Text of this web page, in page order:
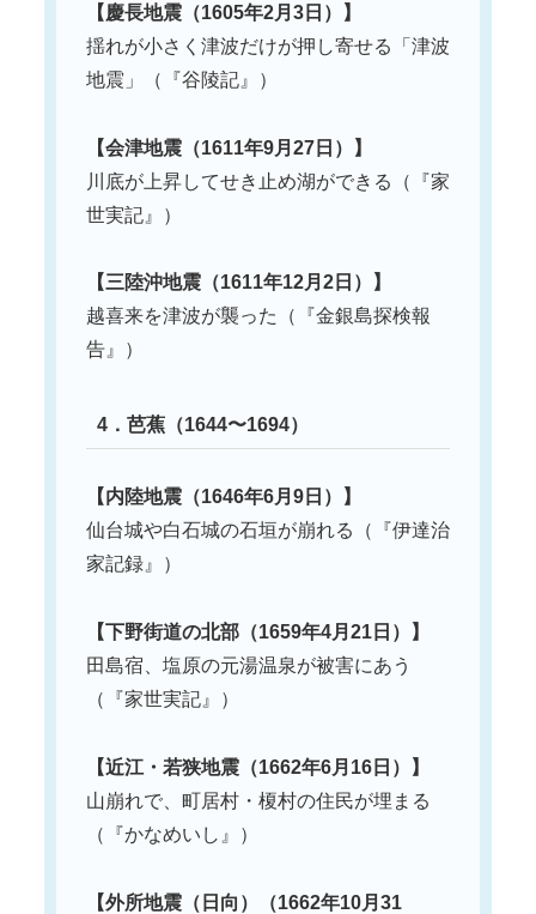
【慶長地震（1605年2月3日）】
揺れが小さく津波だけが押し寄せる「津波
地震」（『谷陵記』）
【会津地震（1611年9月27日）】
川底が上昇してせき止め湖ができる（『家
世実記』）
【三陸沖地震（1611年12月2日）】
越喜来を津波が襲った（『金銀島探検報
告』）
4．芭蕉（1644〜1694）
【内陸地震（1646年6月9日）】
仙台城や白石城の石垣が崩れる（『伊達治
家記録』）
【下野街道の北部（1659年4月21日）】
田島宿、塩原の元湯温泉が被害にあう
（『家世実記』）
【近江・若狭地震（1662年6月16日）】
山崩れで、町居村・榎村の住民が埋まる
（『かなめいし』）
【外所地震（日向）（1662年10月31